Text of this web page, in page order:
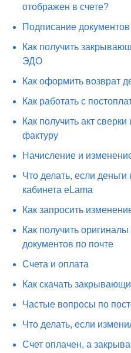
отображен в счете?
Подписание документов
Как получить
ЭДО
Как оформить возврат
Как работать с
Как получить акт
фактуру
Начисление и
Что делать, если
кабинета eLama
Как запросить
Как получить
документов по почте
Счета и оплата
Как скачать
Частые вопросы по
Что делать, если
Счет оплачен, а